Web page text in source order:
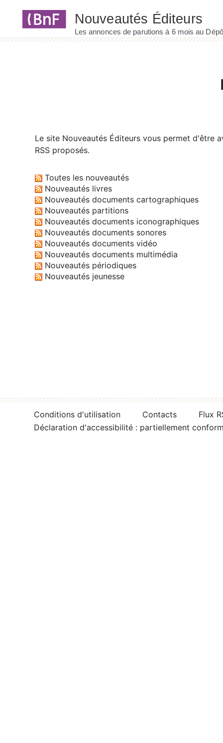
Le site Nouveautés Éditeurs vous permet d'être
RSS proposés.
Toutes les nouveautés
Nouveautés livres
Nouveautés documents cartographiques
Nouveautés partitions
Nouveautés documents iconographiques
Nouveautés documents sonores
Nouveautés documents vidéo
Nouveautés documents multimédia
Nouveautés périodiques
Nouveautés jeunesse
Conditions d'utilisation Contacts
Flux
Déclaration d'accessibilité : partiellement